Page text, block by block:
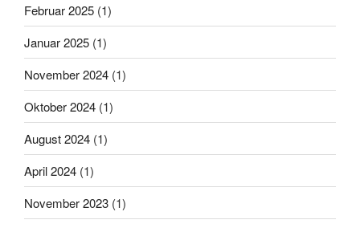
Februar 2025 (1)
Januar 2025 (1)
November 2024 (1)
Oktober 2024 (1)
August 2024 (1)
April 2024 (1)
November 2023 (1)